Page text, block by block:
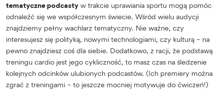
tematyczne podcasty w trakcie uprawiania sportu mogą pomóc
odnaleźć się we współczesnym świecie. Wśród wielu audycji
znajdziemy pełny wachlarz tematyczny. Nie ważne, czy
interesujesz się polityką, nowymi technologiami, czy kulturą – na
pewno znajdziesz coś dla siebie. Dodatkowo, z racji, że podstawą
treningu cardio jest jego cykliczność, to masz czas na śledzenie
kolejnych odcinków ulubionych podcastów. (Ich premiery można
zgrać z treningami – to jeszcze mocniej motywuje do ćwiczeń!)